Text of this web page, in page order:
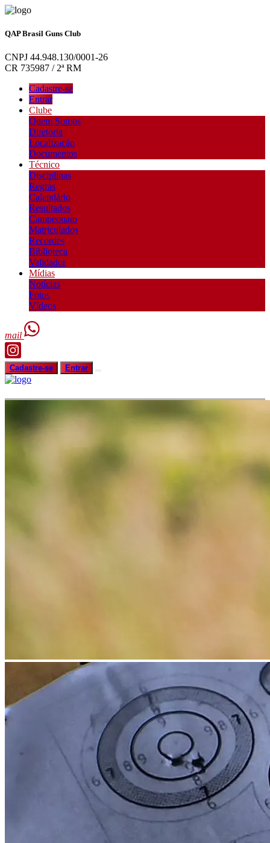
QAP Brasil Guns Club
CNPJ 44.948.130/0001-26
CR 735987 / 2ª RM
Cadastre-se
Entrar
Clube
Quem Somos
Diretoria
Localização
Documentos
Técnico
Disciplinas
Regras
Calendário
Resultados
Campeonato
Matriculados
Recordes
Biblioteca
Validador
Mídias
Notícias
Fotos
Vídeos
mail
Cadastre-se Entrar